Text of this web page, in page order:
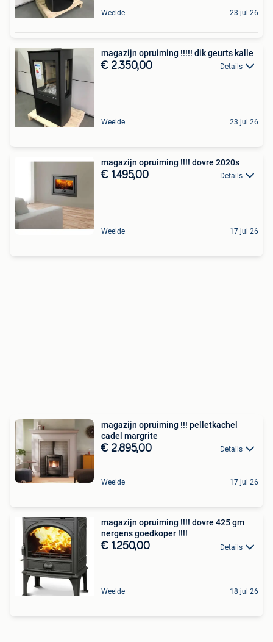
Weelde 23 jul 26
magazijn opruiming !!!!! dik geurts kalle
€ 2.350,00 Details
Weelde 23 jul 26
magazijn opruiming !!!! dovre 2020s
€ 1.495,00 Details
Weelde 17 jul 26
magazijn opruiming !!! pelletkachel
cadel margrite
€ 2.895,00 Details
Weelde 17 jul 26
magazijn opruiming !!!! dovre 425 gm
nergens goedkoper !!!!
€ 1.250,00 Details
Weelde 18 jul 26